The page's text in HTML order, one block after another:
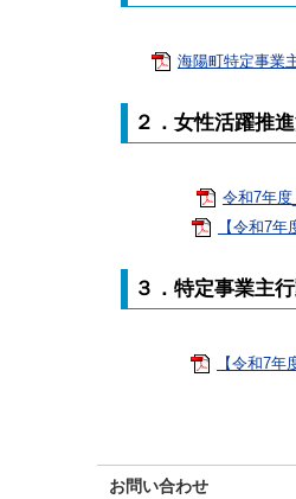
海陽町特定事業
２．女性活躍推
令和7年
【令和7
３．特定事業主
【令和7
お問い合わせ